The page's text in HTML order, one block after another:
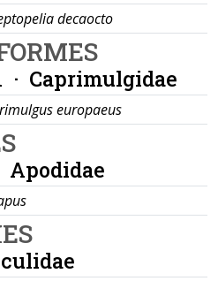
decaocto
Caprimulgidae
europaeus
Apodidae